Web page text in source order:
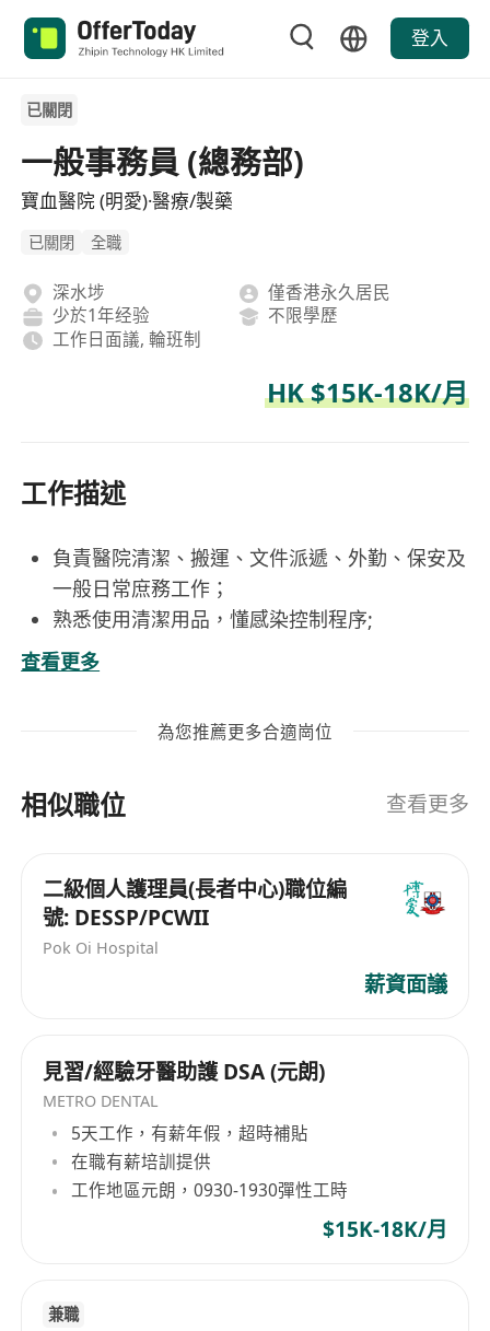
登入
已關閉
一般事務員 (總務部)
寶血醫院 (明愛)·醫療/製藥
已關閉 全職
深水埗
僅香港永久居民
少於1年经验
不限學歷
工作日面議, 輪班制
HK $15K-18K/月
工作描述
負責醫院清潔、搬運、文件派遞、外勤、保安及
一般日常庶務工作；
熟悉使用清潔用品，懂感染控制程序;
有禮貌，良好溝通技巧及顧客服務經驗；
具責任感、守時及能獨立工作；
以上職位需穿著制服上班。
查看更多
為您推薦更多合適崗位
相似職位 查看更多
二級個人護理員(長者中心)職位編
號: DESSP/PCWII
Pok Oi Hospital
薪資面議
見習/經驗牙醫助護 DSA (元朗)
METRO DENTAL
5天工作，有薪年假，超時補貼
在職有薪培訓提供
工作地區元朗，0930-1930彈性工時
$15K-18K/月
兼職